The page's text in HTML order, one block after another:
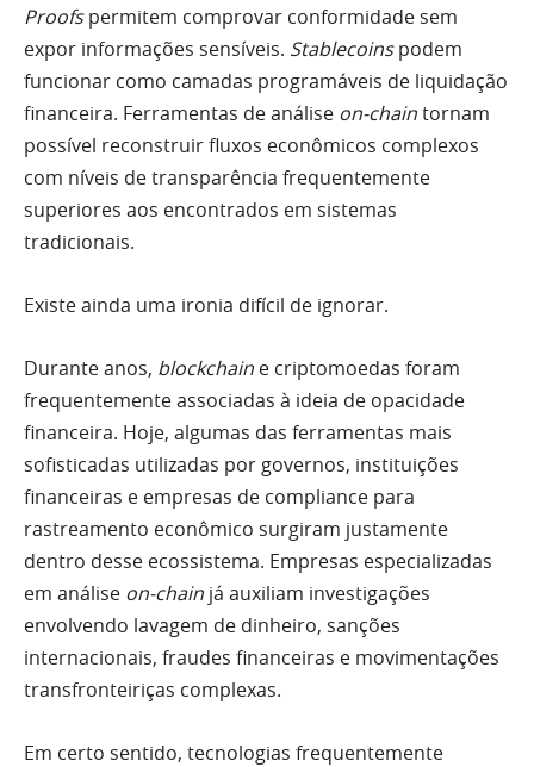
Proofspermitem comprovar conformidade sem
expor informações sensíveis. Stablecoinspodem
funcionar como camadas programáveis de liquidação
financeira. Ferramentas de análise on-chaintornam
possível reconstruir fluxos econômicos complexos
com níveis de transparência frequentemente
superiores aos encontrados em sistemas
tradicionais.
Existe ainda uma ironia difícil de ignorar.
Durante anos, blockchain e criptomoedas foram
frequentemente associadas à ideia de opacidade
financeira. Hoje, algumas das ferramentas mais
sofisticadas utilizadas por governos, instituições
financeiras e empresas de compliance para
rastreamento econômico surgiram justamente
dentro desse ecossistema. Empresas especializadas
em análise on-chain já auxiliam investigações
envolvendo lavagem de dinheiro, sanções
internacionais, fraudes financeiras e movimentações
transfronteiriças complexas.
Em certo sentido, tecnologias frequentemente